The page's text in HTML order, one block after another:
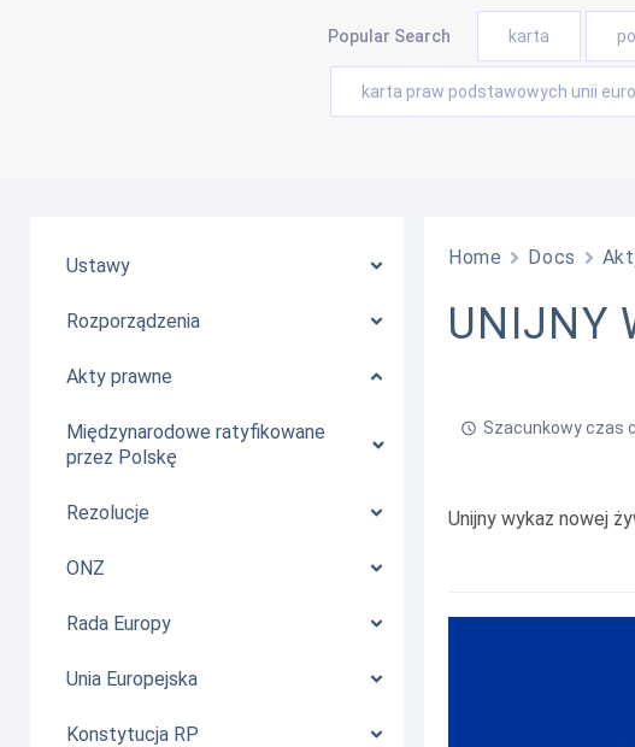
Popular Search karta
karta praw podstawowych unii
Ustawy
Rozporządzenia
Akty prawne
Międzynarodowe ratyfikowane
przez Polskę
Rezolucje
ONZ
Rada Europy
Unia Europejska
Konstytucja RP
Home Docs
UNIJNY
Szacunkowy czas
Unijny wykaz nowej